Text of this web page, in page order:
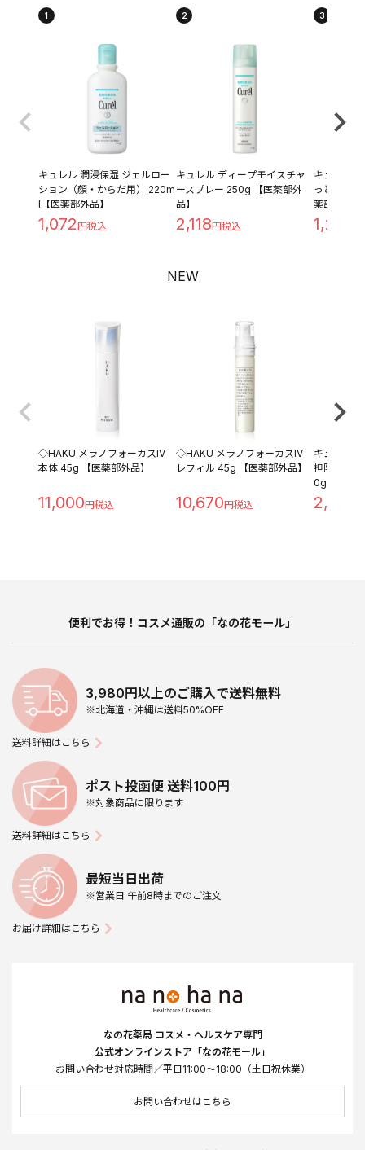
1
キュレル 潤浸保湿 ジェルロー
ション（顔・からだ用） 220m
l【医薬部外品】
1,072
2
キュレル ディープモイスチャ
ースプレー 250g 【医薬部外
品】
2,118
3
キュレル
っとり つ
薬部外品】
1,209
NEW
◇HAKU メラノフォーカスIV
本体 45g 【医薬部外品】
11,000
◇HAKU メラノフォーカスIV
レフィル 45g 【医薬部外品】
10,670
キュレル
担防止ベ
0g
2,280
便利でお得！コスメ通販の「なの花モール」
3,980円以上のご購入で送料無料
※北海道・沖縄は送料50%OFF
送料詳細はこちら
ポスト投函便 送料100円
※対象商品に限ります
送料詳細はこちら
最短当日出荷
※営業日 午前8時までのご注文
お届け詳細はこちら
なの花薬局 コスメ・ヘルスケア専門
公式オンラインストア「なの花モール」
お問い合わせ対応時間／平日11:00～18:00（土日祝休業）
お問い合わせはこちら